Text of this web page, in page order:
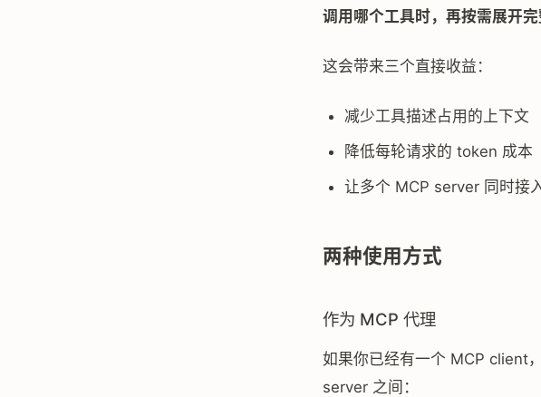
调用哪个工具时，再按需展开完
这会带来三个直接收益：
减少工具描述占用的上下文
降低每轮请求的 token 成本
让多个 MCP server 同时接
两种使用方式
作为 MCP 代理
如果你已经有一个 MCP client
server 之间：